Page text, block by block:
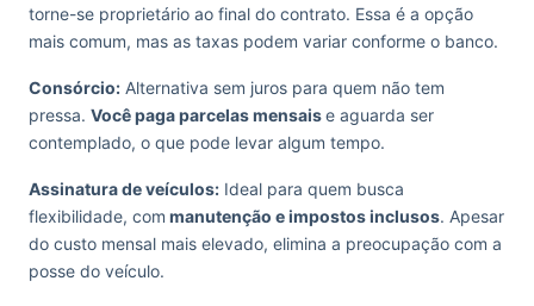
torne-se proprietário ao final do contrato. Essa é a opção
mais comum, mas as taxas podem variar conforme o banco.
Consórcio: Alternativa sem juros para quem não tem
pressa. Você paga parcelas mensaise aguarda ser
contemplado, o que pode levar algum tempo.
Assinatura de veículos: Ideal para quem busca
flexibilidade, com manutenção e impostos inclusos. Apesar
do custo mensal mais elevado, elimina a preocupação com a
posse do veículo.